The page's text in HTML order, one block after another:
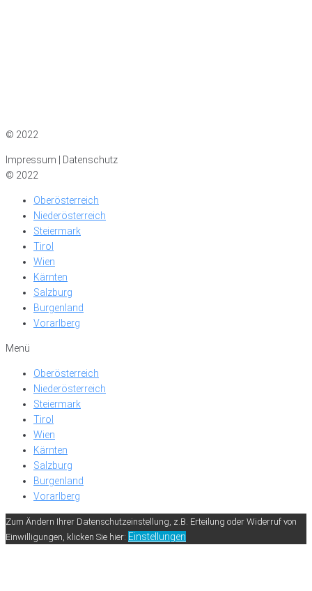
© 2022
Impressum | Datenschutz
© 2022
Oberösterreich
Niederösterreich
Steiermark
Tirol
Wien
Kärnten
Salzburg
Burgenland
Vorarlberg
Menü
Oberösterreich
Niederösterreich
Steiermark
Tirol
Wien
Kärnten
Salzburg
Burgenland
Vorarlberg
Zum Ändern Ihrer Datenschutzeinstellung, z.B. Erteilung oder Widerruf von
Einwilligungen, klicken Sie hier: Einstellungen